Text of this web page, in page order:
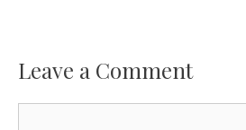
Leave a Comment